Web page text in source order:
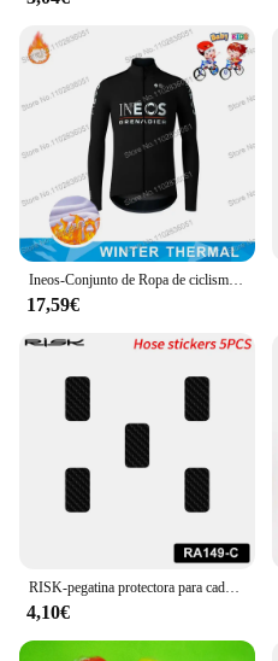
Ineos-Conjunto de Ropa de ciclismo para niños y niñas, traje de manga larga para ciclismo de montaña, color negro, Grenadier, 2024
17,59€
RISK-pegatina protectora para cadena de bicicleta RA149, Marco antiarañazos para Cable de bicicleta de montaña o carretera, accesorios para ciclismo
4,10€